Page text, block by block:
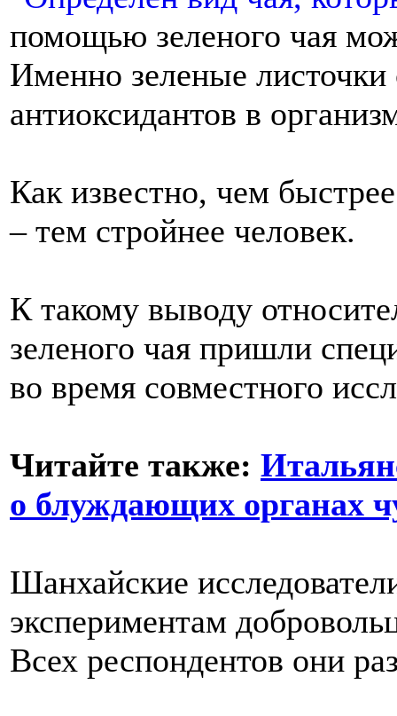
помощью зеленого чая
Именно зеленые
антиоксидантов в
Как известно, чем
– тем стройнее человек.
К такому выводу
зеленого чая пришли
во время совместного
Читайте также:
о блуждающих органах
Шанхайские
экспериментам
Всех респондентов они